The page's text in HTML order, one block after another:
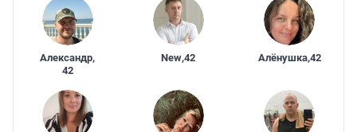
Александр,
42
New,42 Алёнушка,42